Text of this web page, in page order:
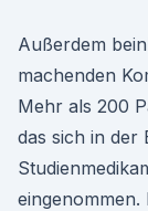
Außerdem
machenden
Mehr als 200
das sich in der
eingenommen.